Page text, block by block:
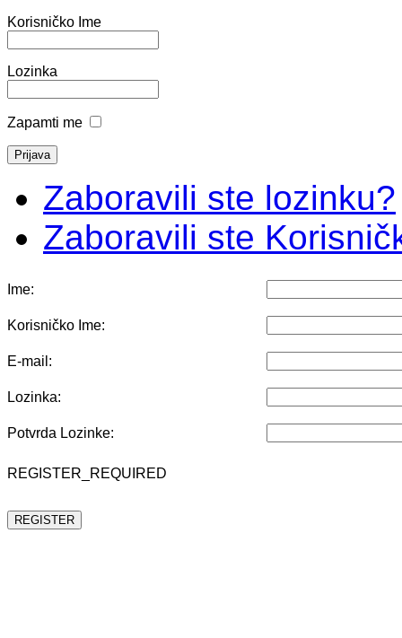
Korisničko Ime
Lozinka
Zapamti me
Zaboravili ste lozinku?
Zaboravili ste
Ime:
Korisničko Ime:
E-mail:
Lozinka:
Potvrda Lozinke:
REGISTER_REQUIRED
REGISTER